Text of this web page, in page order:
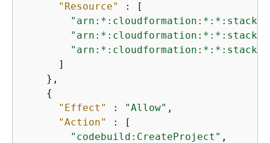
"Resource"
: [
"arn:*:cloudformation:*:*:stack/
"arn:*:cloudformation:*:*:stack/
"arn:*:cloudformation:*:*:stack/
      ]
    },
{
"Effect"
: "Allow" ,
"Action"
: [
"codebuild:CreateProject" ,